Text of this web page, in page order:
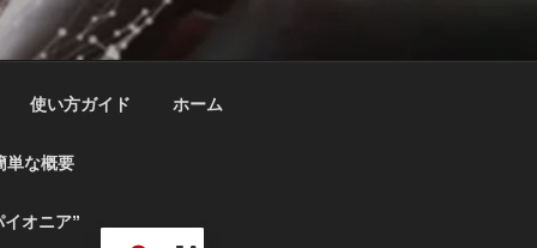
使い方ガイド ホーム
単な概要
オニア”